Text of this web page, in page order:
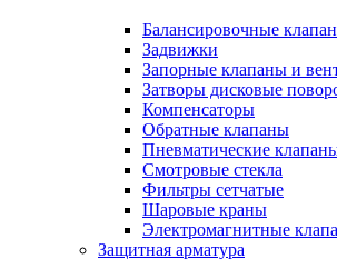
Балансировочные
Задвижки
Запорные клапаны и
Затворы дисковые
Компенсаторы
Обратные клапаны
Пневматические
Смотровые стекла
Фильтры сетчатые
Шаровые краны
Электромагнитные
Защитная арматура